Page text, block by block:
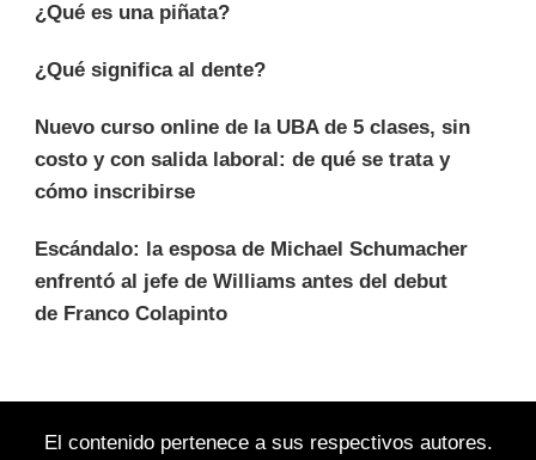
¿Qué es una piñata?
¿Qué significa al dente?
Nuevo curso online de la UBA de 5 clases, sin
costo y con salida laboral: de qué se trata y
cómo inscribirse
Escándalo: la esposa de Michael Schumacher
enfrentó al jefe de Williams antes del debut
de Franco Colapinto
El contenido pertenece a sus respectivos autores.